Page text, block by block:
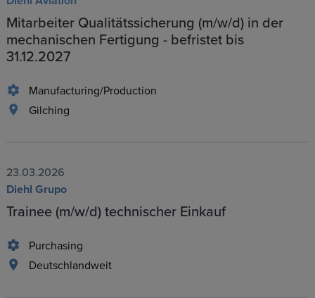
Mitarbeiter Qualitätssicherung (m/w/d) in der
mechanischen Fertigung - befristet bis
31.12.2027
Manufacturing/Production
Gilching
23.03.2026
Diehl Grupo
Trainee (m/w/d) technischer Einkauf
Purchasing
Deutschlandweit